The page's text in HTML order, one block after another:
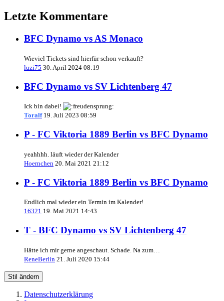
Letzte Kommentare
BFC Dynamo vs AS Monaco
Wieviel Tickets sind hierfür schon verkauft?
luzi75 30. April 2024 08:19
BFC Dynamo vs SV Lichtenberg 47
Ick bin dabei!
Toralf 19. Juli 2023 08:59
P - FC Viktoria 1889 Berlin vs BFC Dynamo
yeahhhh. läuft wieder der Kalender
Hoernchen 20. Mai 2021 21:12
P - FC Viktoria 1889 Berlin vs BFC Dynamo
Endlich mal wieder ein Termin im Kalender!
16321 19. Mai 2021 14:43
T - BFC Dynamo vs SV Lichtenberg 47
Hätte ich mir gerne angeschaut. Schade. Na zum…
ReneBerlin 21. Juli 2020 15:44
Stil ändern
Datenschutzerklärung